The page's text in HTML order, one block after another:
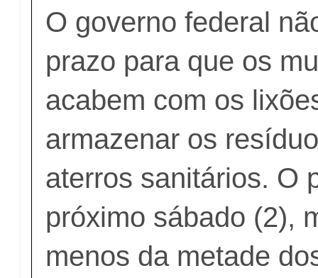
O governo federal
prazo para que os
acabem com os
armazenar os
aterros sanitários. O
próximo sábado (2),
menos da metade